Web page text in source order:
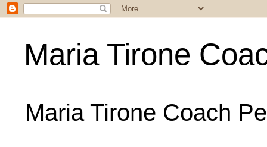
Maria Tirone
Maria Tirone Coach